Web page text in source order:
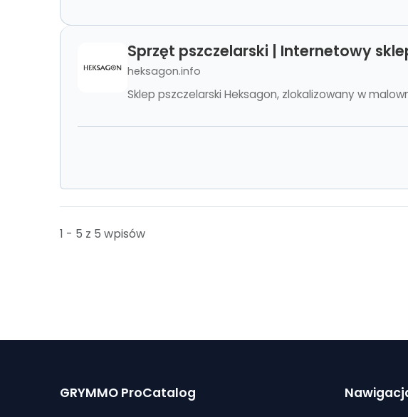
Sprzęt pszczelarski | Internetowy
heksagon.info
Sklep pszczelarski Heksagon, zlokalizowany w
1 - 5 z 5 wpisów
GRYMMO ProCatalog